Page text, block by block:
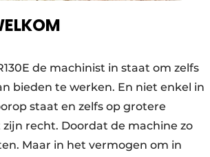
de machinist in staat om zelfs
bieden te werken. En niet enkel in
staat en zelfs op grotere
recht. Doordat de machine zo
Maar in het vermogen om in